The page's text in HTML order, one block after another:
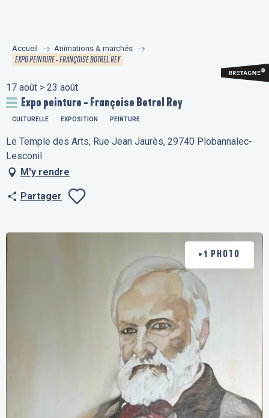
principal
Accueil Animations & marchés
EXPO PEINTURE - FRANÇOISE BOTREL REY
17 août > 23 août
Expo peinture - Françoise Botrel Rey
CULTURELLE EXPOSITION PEINTURE
Le Temple des Arts, Rue Jean Jaurès, 29740 Plobannalec-
Lesconil
M'y rendre
Partager
+1 PHOTO